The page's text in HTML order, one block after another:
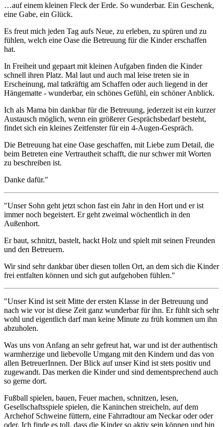
…auf einem kleinen Fleck der Erde. So wunderbar. Ein Geschenk,
eine Gabe, ein Glück.
Es freut mich jeden Tag aufs Neue, zu erleben, zu spüren und zu
fühlen, welch eine Oase die Betreuung für die Kinder erschaffen
hat.
In Freiheit und gepaart mit kleinen Aufgaben finden die Kinder
schnell ihren Platz. Mal laut und auch mal leise treten sie in
Erscheinung, mal tatkräftig am Schaffen oder auch liegend in der
Hängematte - wunderbar, ein schönes Gefühl, ein schöner Anblick.
Ich als Mama bin dankbar für die Betreuung, jederzeit ist ein kurzer
Austausch möglich, wenn ein größerer Gesprächsbedarf besteht,
findet sich ein kleines Zeitfenster für ein 4-Augen-Gespräch.
Die Betreuung hat eine Oase geschaffen, mit Liebe zum Detail, die
beim Betreten eine Vertrautheit schafft, die nur schwer mit Worten
zu beschreiben ist.
Danke dafür."
"Unser Sohn geht jetzt schon fast ein Jahr in den Hort und er ist
immer noch begeistert. Er geht zweimal wöchentlich in den
Außenhort.
Er baut, schnitzt, bastelt, hackt Holz und spielt mit seinen Freunden
und den Betreuern.
Wir sind sehr dankbar über diesen tollen Ort, an dem sich die Kinder
frei entfalten können und sich gut aufgehoben fühlen."
"Unser Kind ist seit Mitte der ersten Klasse in der Betreuung und
nach wie vor ist diese Zeit ganz wunderbar für ihn. Er fühlt sich sehr
wohl und eigentlich darf man keine Minute zu früh kommen um ihn
abzuholen.
Was uns von Anfang an sehr gefreut hat, war und ist der authentisch
warmherzige und liebevolle Umgang mit den Kindern und das von
allen BetreuerInnen. Der Blick auf unser Kind ist stets positiv und
zugewandt. Das merken die Kinder und sind dementsprechend auch
so gerne dort.
Fußball spielen, bauen, Feuer machen, schnitzen, lesen,
Gesellschaftsspiele spielen, die Kaninchen streicheln, auf dem
Archehof Schweine füttern, eine Fahrradtour am Neckar oder oder
oder. Ich finde es toll, dass die Kinder so aktiv sein können und bin